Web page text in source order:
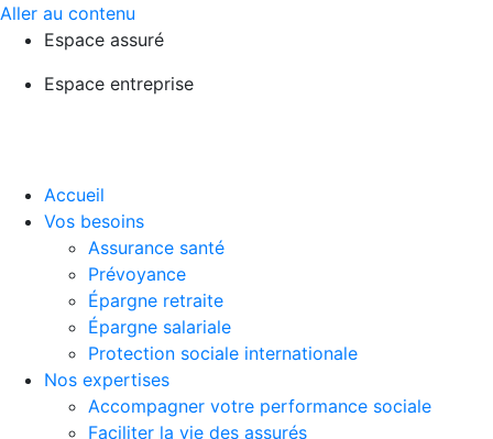
Aller au contenu
Espace assuré
Espace entreprise
Accueil
Vos besoins
Assurance santé
Prévoyance
Épargne retraite
Épargne salariale
Protection sociale internationale
Nos expertises
Accompagner votre performance sociale
Faciliter la vie des assurés